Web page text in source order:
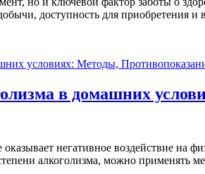
доступность для приобретения и
в домашних
негативное воздействие на
алкоголизма, можно применять